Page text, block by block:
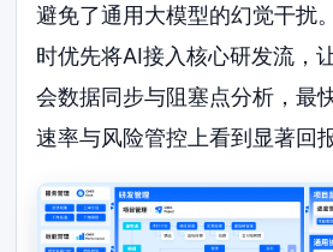
避免了通用大模型的幻觉干扰
时优先将AI接入核心研发流，
会数据同步与阻塞点分析，最
速率与风险管控上看到显著回报